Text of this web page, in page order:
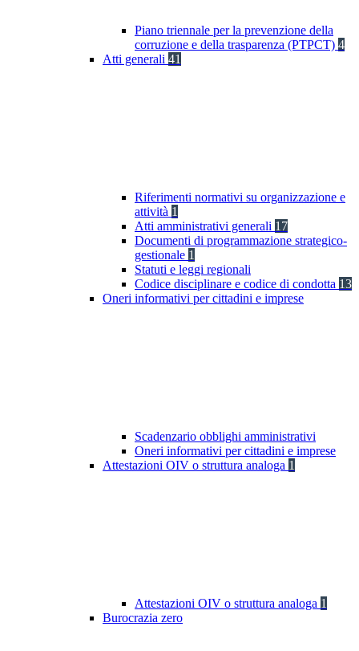
Piano triennale per la prevenzione della
corruzione e della trasparenza (PTPCT) 4
Atti generali 41
Riferimenti normativi su organizzazione e
attività 1
Atti amministrativi generali 17
Documenti di programmazione strategico-
gestionale 1
Statuti e leggi regionali
Codice disciplinare e codice di condotta 13
Oneri informativi per cittadini e imprese
Scadenzario obblighi amministrativi
Oneri informativi per cittadini e imprese
Attestazioni OIV o struttura analoga 1
Attestazioni OIV o struttura analoga 1
Burocrazia zero